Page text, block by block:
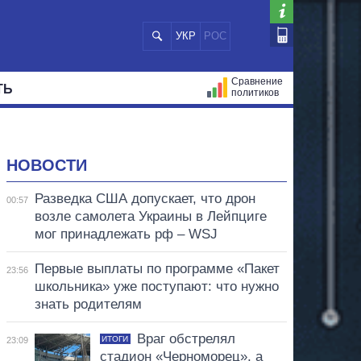
УКР РОС
Сравнение
политиков
НОВОСТИ
00:57
Разведка США допускает, что дрон
возле самолета Украины в Лейпциге
мог принадлежать рф – WSJ
23:56
Первые выплаты по программе «Пакет
школьника» уже поступают: что нужно
знать родителям
23:09 ИТОГИ
Враг обстрелял
стадион «Черноморец», а